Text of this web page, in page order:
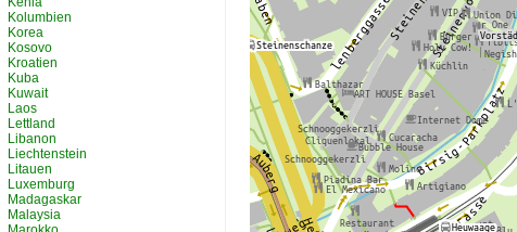
Kolumbien
Korea
Kosovo
Kroatien
Kuba
Kuwait
Laos
Lettland
Libanon
Liechtenstein
Litauen
Luxemburg
Madagaskar
Malaysia